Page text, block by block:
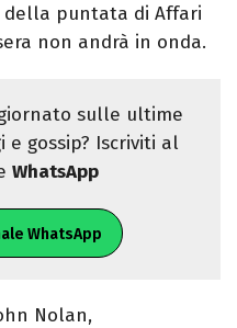
puntata di Affari
non andrà in onda.
sulle ultime
e gossip? Iscriviti al
WhatsApp
WhatsApp
Nolan,